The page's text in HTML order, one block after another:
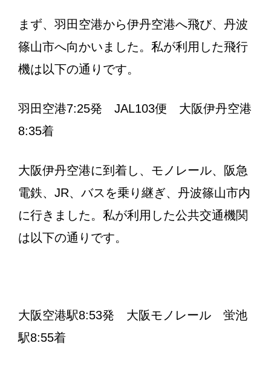
まず、羽田空港から伊丹空港へ飛び、丹波
篠山市へ向かいました。私が利用した飛行
機は以下の通りです。
羽田空港7:25発 JAL103便 大阪伊丹空港
8:35着
大阪伊丹空港に到着し、モノレール、阪急
電鉄、JR、バスを乗り継ぎ、丹波篠山市内
に行きました。私が利用した公共交通機関
は以下の通りです。
大阪空港駅8:53発 大阪モノレール 蛍池
駅8:55着